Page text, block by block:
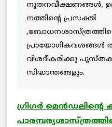
നൂതനവീക്ഷണങ്ങള്‍,
നത്തിന്റെ പ്രസക്തി
പ്രായോഗികവശങ്ങള്‍
വിശദീകരിക്കു
സിദ്ധാന്തങ്ങളും.
ഗ്രിഗര്‍ മെന്‍ഡലിന്റെ